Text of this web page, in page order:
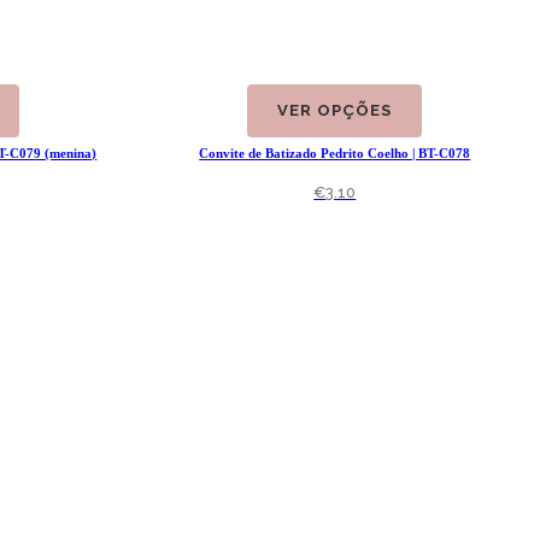
C079 (menina)
VER OPÇÕES
Convite de Batizado Pedrito Coelho | BT-C078
€3.10